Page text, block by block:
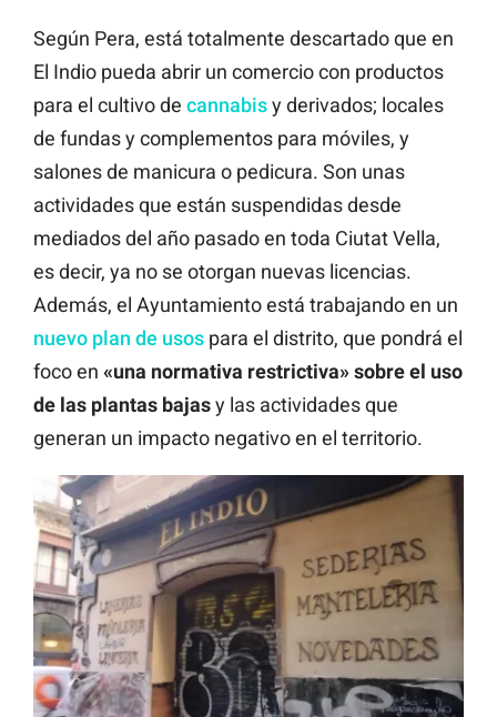
Según Pera, está totalmente descartado que en
El Indio pueda abrir un comercio con productos
para el cultivo de cannabisy derivados; locales
de fundas y complementos para móviles, y
salones de manicura o pedicura. Son unas
actividades que están suspendidas desde
mediados del año pasado en toda Ciutat Vella,
es decir, ya no se otorgan nuevas licencias.
Además, el Ayuntamiento está trabajando en un
nuevo plan de usos para el distrito, que pondrá el
foco en «una normativa restrictiva» sobre el uso
de las plantas bajasy las actividades que
generan un impacto negativo en el territorio.